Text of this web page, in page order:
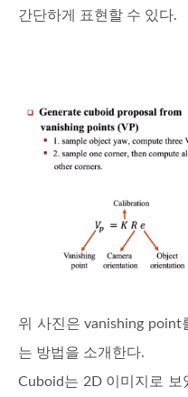
간단하게 표현할 수 있다.
위 사진은 vanishing point
는 방법을 소개한다.
Cuboid는 2D 이미지로